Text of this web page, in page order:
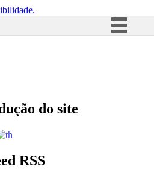
Acesso à informação
do site
RSS